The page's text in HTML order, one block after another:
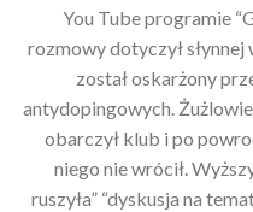
You Tube programie
rozmowy dotyczył
został oskarżony
antydopingowych.
obarczył klub i po
niego nie wrócił.
ruszyła” “dyskusja na